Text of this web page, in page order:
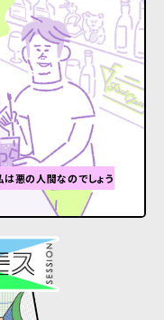
悪の人間なのでしょう